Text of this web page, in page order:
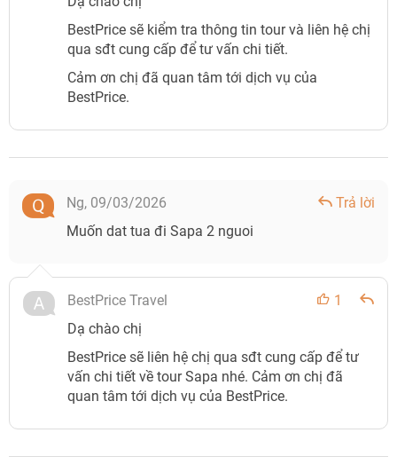
BestPrice sẽ kiểm tra thông tin tour và liên hệ chị
qua sđt cung cấp để tư vấn chi tiết.
Cảm ơn chị đã quan tâm tới dịch vụ của
BestPrice.
Ng, 09/03/2026
Trả lời
Muốn dat tua đi Sapa 2 nguoi
BestPrice Travel
1
Dạ chào chị
BestPrice sẽ liên hệ chị qua sđt cung cấp để tư
vấn chi tiết về tour Sapa nhé. Cảm ơn chị đã
quan tâm tới dịch vụ của BestPrice.